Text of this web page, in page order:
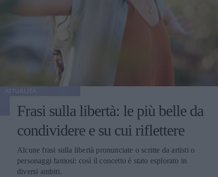
Frasi sulla libertà: le più belle da
condividere e su cui riflettere
Alcune frasi sulla libertà pronunciate o scritte da artisti o
personaggi famosi: così il concetto è stato esplorato in
diversi ambiti.